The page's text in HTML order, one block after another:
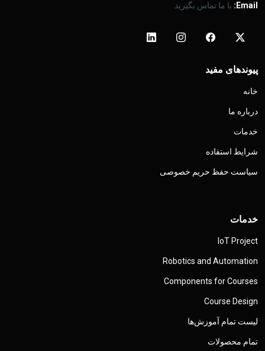
Email: با ما تماس بگیرید
پیوندهای مفید
خانه
درباره ما
خدمات
شرایط استفاده
سیاست حفظ حریم خصوصی
خدمات
IoT Project
Robotics and Automation
Components for Courses
Course Design
لیست تمام آموزش‌ها
تمام محصولات